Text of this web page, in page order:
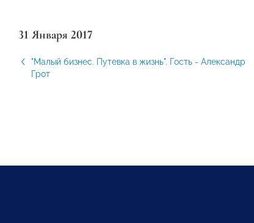
31 Января 2017
"Малый бизнес. Путевка в жизнь". Гость - Александр
Грот